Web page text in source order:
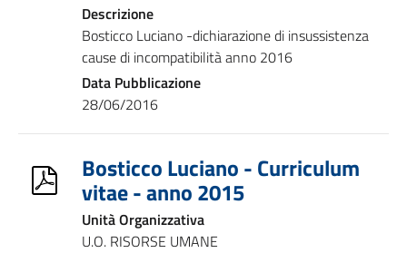
Descrizione
Bosticco Luciano -dichiarazione di insussistenza
cause di incompatibilità anno 2016
Data Pubblicazione
28/06/2016
Bosticco Luciano - Curriculum
vitae - anno 2015
Unità Organizzativa
U.O. RISORSE UMANE